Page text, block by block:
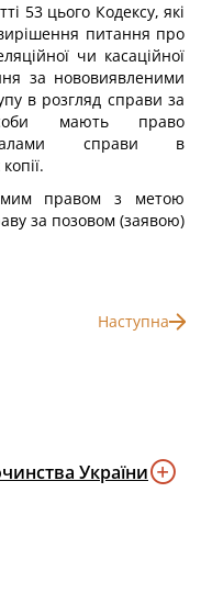
53 цього Кодексу, які
питання про
чи касаційної
за нововиявленими
в розгляд справи за
мають право
справи в
правом з метою
за позовом (заявою)
Наступна
України